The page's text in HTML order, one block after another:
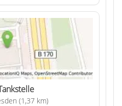
(1,37 km)